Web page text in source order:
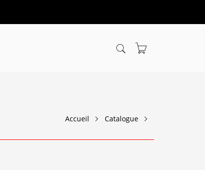
Accueil Catalogue